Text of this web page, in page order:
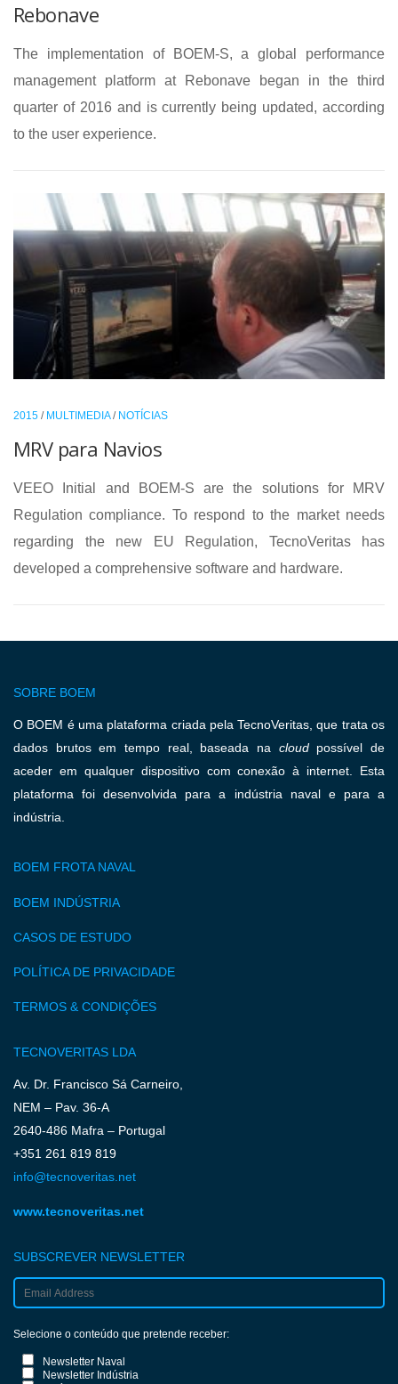
Rebonave
The implementation of BOEM-S, a global performance
management platform at Rebonave began in the third
quarter of 2016 and is currently being updated, according
to the user experience.
2015 / MULTIMEDIA/ NOTÍCIAS
MRV para Navios
VEEO Initial and BOEM-S are the solutions for MRV
Regulation compliance. To respond to the market needs
regarding the new EU Regulation, TecnoVeritas has
developed a comprehensive software and hardware.
SOBRE BOEM
O BOEM é uma plataforma criada pela TecnoVeritas, que trata os
dados brutos em tempo real, baseada na cloudpossível de
aceder em qualquer dispositivo com conexão à internet. Esta
plataforma foi desenvolvida para a indústria naval e para a
indústria.
BOEM FROTA NAVAL
BOEM INDÚSTRIA
CASOS DE ESTUDO
POLÍTICA DE PRIVACIDADE
TERMOS & CONDIÇÕES
TECNOVERITAS LDA
Av. Dr. Francisco Sá Carneiro,
NEM – Pav. 36-A
2640-486 Mafra – Portugal
+351 261 819 819
info@tecnoveritas.net
www.tecnoveritas.net
SUBSCREVER NEWSLETTER
Selecione o conteúdo que pretende receber:
Newsletter Naval
Newsletter Indústria